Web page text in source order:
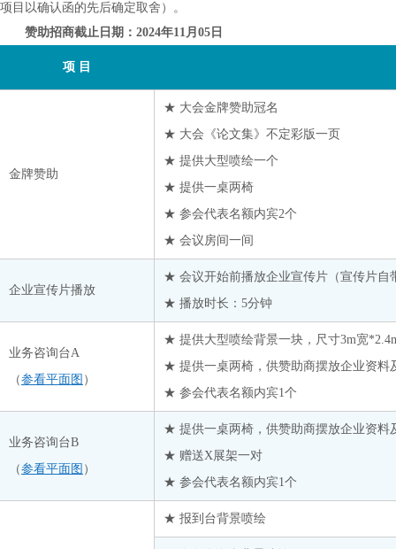
银河德睿资本管理有限公司
远大能源化工有限公司
张家港保税区长江国际港务有限公司
浙江恒逸国际贸易有限公司
浙江华瑞信息资讯股份有限公司
浙江良宅必佩新材料科技股份有限公司
浙江前程石化股份有限公司
浙江荣盛控股集团有限公司
中国石油天然气股份有限公司华南化工销售分公司
中化学（内蒙古）新材料有限责任公司
项目以确认函的先后确定取舍）。
赞助招商截止日期：2024年11月05日
项 目
金牌赞助
★ 大会金牌赞助冠名
★ 大会《论文集》不定彩版一页
★ 提供大型喷绘一个
★ 提供一桌两椅
★ 参会代表名额内宾2个
★ 会议房间一间
企业宣传片播放
★ 会议开始前播放企业宣传片（宣传片自
★ 播放时长：5分钟
业务咨询台A
（参看平面图 ）
★ 提供大型喷绘背景一块，尺寸3m宽
★ 提供一桌两椅，供赞助商摆放企业资料
★ 参会代表名额内宾1个
业务咨询台B
（参看平面图 ）
★ 提供一桌两椅，供赞助商摆放企业资料
★ 赠送X展架一对
★ 参会代表名额内宾1个
★ 报到台背景喷绘